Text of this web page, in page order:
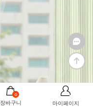
0
장바구니 마이페이지